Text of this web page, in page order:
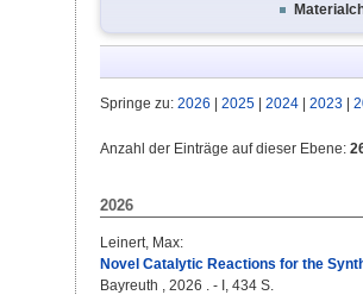
Springe zu: 2026 2025 2024 2023
Anzahl der Einträge auf dieser Ebene:
2026
Leinert, Max:
Novel Catalytic Reactions for the
Bayreuth , 2026 . - I, 434 S.